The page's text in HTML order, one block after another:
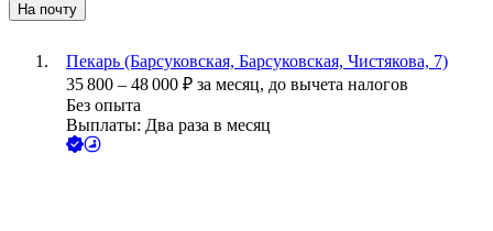
На почту
Пекарь (Барсуковская, Барсуковская, Чистякова, 7)
35 800 – 48 000 ₽ за месяц, до вычета налогов
Без опыта
Выплаты: Два раза в месяц